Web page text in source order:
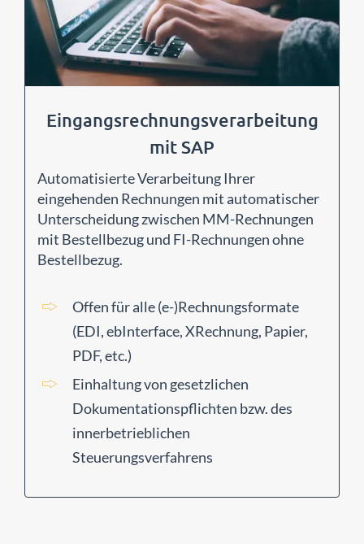
n
Über uns
Eingangsrechnungsverarbeitung
mit SAP
Automatisierte Verarbeitung Ihrer
eingehenden Rechnungen mit automatischer
Unterscheidung zwischen MM-Rechnungen
mit Bestellbezug und FI-Rechnungen ohne
Bestellbezug.
Offen für alle (e-)Rechnungsformate
(EDI, ebInterface, XRechnung, Papier,
PDF, etc.)
Einhaltung von gesetzlichen
Dokumentationspflichten bzw. des
innerbetrieblichen
Steuerungsverfahrens